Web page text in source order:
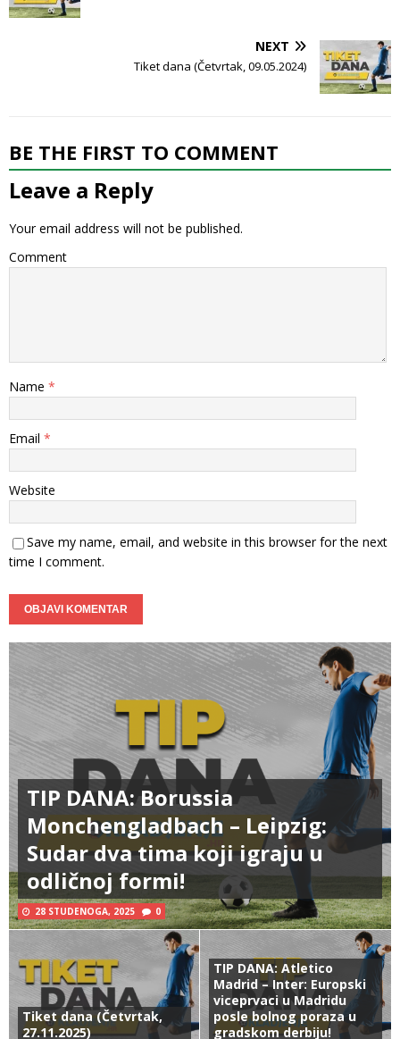
NEXT
Tiket dana (Četvrtak, 09.05.2024)
BE THE FIRST TO COMMENT
Leave a Reply
Your email address will not be published.
Comment
Name *
Email *
Website
Save my name, email, and website in this browser for the next
time I comment.
TIP DANA: Borussia
Monchengladbach – Leipzig:
Sudar dva tima koji igraju u
odličnoj formi!
28 STUDENOGA, 2025 0
Tiket dana (Četvrtak,
27.11.2025)
TIP DANA: Atletico
Madrid – Inter: Europski
viceprvaci u Madridu
posle bolnog poraza u
gradskom derbiju!